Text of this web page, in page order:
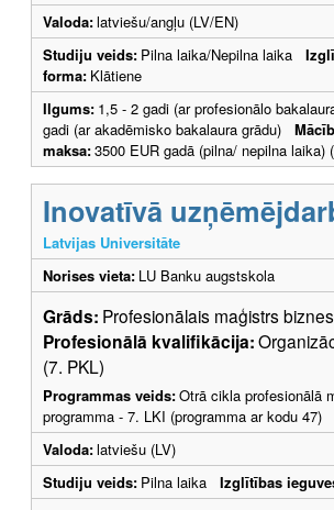
Valoda:latviešu/angļu (LV/EN)
Studiju veids: Pilna laika/Nepilna laika
forma: Klātiene
Ilgums: 1,5 - 2 gadi (ar profesionālo
gadi (ar akadēmisko bakalaura grādu)
maksa:3500 EUR gadā (pilna/ nepilna laika)
Inovatīvā
Latvijas Universitāte
Norises vieta: LU Banku augstskola
Grāds: Profesionālais maģistrs
Profesionālā kvalifikācija:
(7. PKL)
Programmas veids:Otrā cikla profesionālā
programma - 7. LKI (programma ar kodu 47)
Valoda:latviešu (LV)
Studiju veids: Pilna laika Izglītības